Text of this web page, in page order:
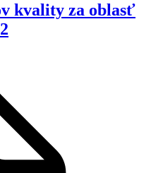
kvality za oblasť